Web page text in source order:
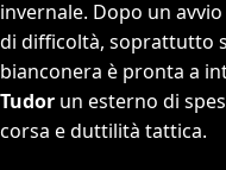
invernale. Dopo un
di difficoltà, soprattutto
bianconera è pronta a
Tudor un esterno di
corsa e duttilità tattica.